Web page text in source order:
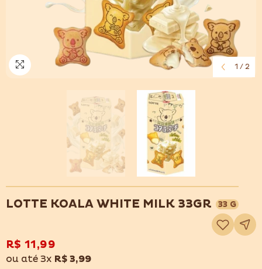
1 / 2
LOTTE KOALA WHITE MILK 33GR 33 G
Adicionar
à
lista
R$ 11,99
ou até 3x R$ 3,99